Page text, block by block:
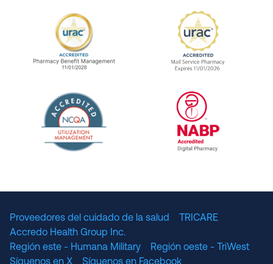
URAC Accredited Pharmacy Benefit
URAC
Proveedores del cuidado de la salud
TRICARE
Accredo Health Group Inc.
Región este - Humana Military
Región oeste - TriWest